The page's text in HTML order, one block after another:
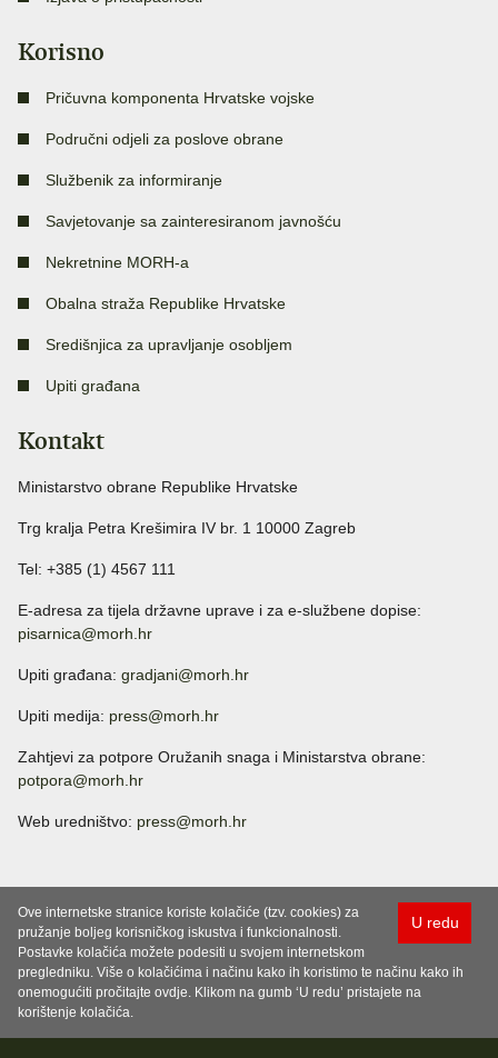
Korisno
Pričuvna komponenta Hrvatske vojske
Područni odjeli za poslove obrane
Službenik za informiranje
Savjetovanje sa zainteresiranom javnošću
Nekretnine MORH-a
Obalna straža Republike Hrvatske
Središnjica za upravljanje osobljem
Upiti građana
Kontakt
Ministarstvo obrane Republike Hrvatske
Trg kralja Petra Krešimira IV br. 1 10000 Zagreb
Tel: +385 (1) 4567 111
E-adresa za tijela državne uprave i za e-službene dopise:
pisarnica@morh.hr
Upiti građana: gradjani@morh.hr
Upiti medija: press@morh.hr
Zahtjevi za potpore Oružanih snaga i Ministarstva obrane:
potpora@morh.hr
Web uredništvo: press@morh.hr
U redu
Ove internetske stranice koriste kolačiće (tzv. cookies) za
pružanje boljeg korisničkog iskustva i funkcionalnosti.
Postavke kolačića možete podesiti u svojem internetskom
pregledniku. Više o kolačićima i načinu kako ih koristimo te načinu kako ih
onemogućiti pročitajte ovdje. Klikom na gumb ‘U redu’ pristajete na
korištenje kolačića.